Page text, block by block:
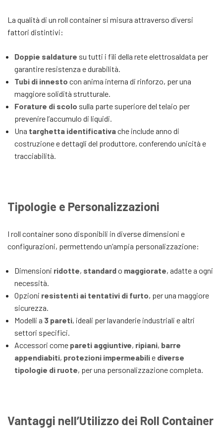
La qualità di un roll container si misura attraverso diversi
fattori distintivi:
Doppie saldature su tutti i fili della rete elettrosaldata per
garantire resistenza e durabilità.
Tubi di innesto con anima interna di rinforzo, per una
maggiore solidità strutturale.
Forature di scolo sulla parte superiore del telaio per
prevenire l’accumulo di liquidi.
Una targhetta identificativache include anno di
costruzione e dettagli del produttore, conferendo unicità e
tracciabilità.
Tipologie e Personalizzazioni
I roll container sono disponibili in diverse dimensioni e
configurazioni, permettendo un’ampia personalizzazione:
Dimensioni ridotte, standardo maggiorate, adatte a ogni
necessità.
Opzioni resistenti ai tentativi di furto, per una maggiore
sicurezza.
Modelli a 3 pareti, ideali per lavanderie industriali e altri
settori specifici.
Accessori come pareti aggiuntive, ripiani, barre
appendiabiti, protezioni impermeabilie diverse
tipologie di ruote, per una personalizzazione completa.
Vantaggi nell’Utilizzo dei Roll Container